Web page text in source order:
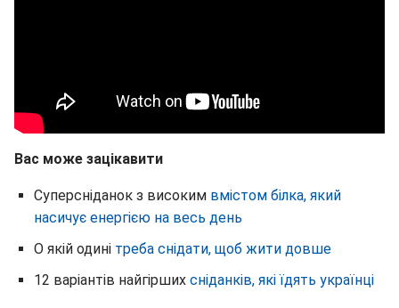
Вас може зацікавити
Суперсніданок з високим вмістом білка, який
насичує енергією на весь день
О якій одині треба снідати, щоб жити довше
12 варіантів найгірших сніданків, які їдять українці